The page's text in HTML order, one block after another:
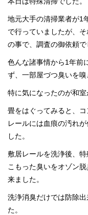
地元大手の清掃業者が1
で行っていましたが、
の事で、調査の御依頼で
色んな諸事情から1年前
ず、一部屋づつ臭いを嗅
特に気になったのが和室
畳をはぐってみると、
レールには血痕の汚れ
した。
敷居レールを洗浄後、
こもった臭いをオゾン
来ました。
洗浄消臭だけでは防除
た。